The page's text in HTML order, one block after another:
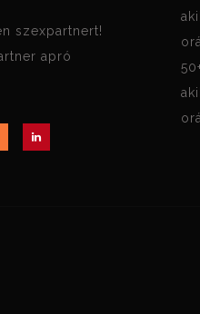
szexpartnert!
apró